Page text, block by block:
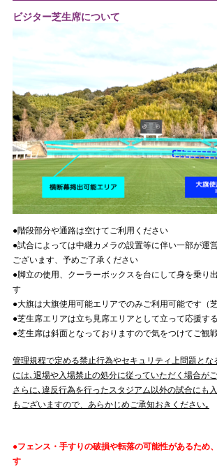
ビジター芝生席について
●階段部分や通路は空けてご利用ください
●試合によっては中継カメラの設置等に伴い一部が運
ございます、予めご了承ください
●脚立の使用、クーラーボックスを台にして身を乗り
す
●大旗は大旗使用可能エリアでのみご利用可能です（
●芝生席エリアは立ち見席エリアとして立って応援す
●芝生席は斜面となっておりますので気をつけてご観
管理規程で定める禁止行為やセキュリティ上問題とな
には､退場や入場禁止の処分に従っていただく場合がご
さらに､違反行為を行ったスタジアム以外の試合にも
もございますので、あらかじめご承知おきください｡
●フェンス・手すりの破損や転落の可能性があるため
す